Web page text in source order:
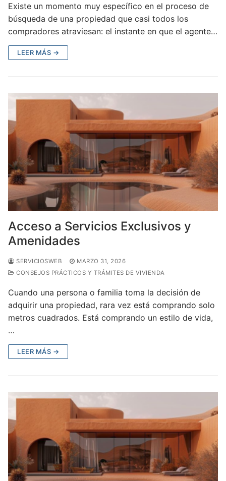
Existe un momento muy específico en el proceso de
búsqueda de una propiedad que casi todos los
compradores atraviesan: el instante en que el agente…
LEER MÁS →
Acceso a Servicios Exclusivos y
Amenidades
SERVICIOSWEB
MARZO 31, 2026
CONSEJOS PRÁCTICOS Y TRÁMITES DE VIVIENDA
Cuando una persona o familia toma la decisión de
adquirir una propiedad, rara vez está comprando solo
metros cuadrados. Está comprando un estilo de vida,
…
LEER MÁS →